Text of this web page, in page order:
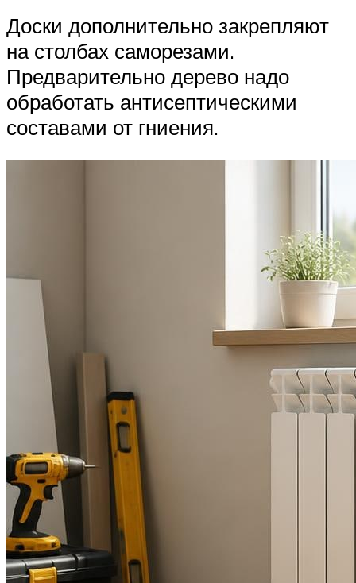
Доски дополнительно закрепляют
на столбах саморезами.
Предварительно дерево надо
обработать антисептическими
составами от гниения.